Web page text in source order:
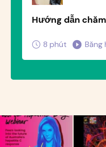
Hướng dẫn
8 phút Băng